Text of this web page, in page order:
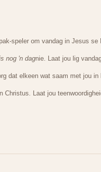
speler om vandag in Jesus
nog 'n dagnie. Laat jou lig
dat elkeen wat saam met jou
Christus. Laat jou